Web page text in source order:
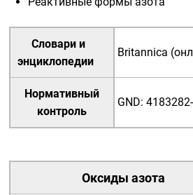
Словари и
энциклопедии
Britannica
Нормативный
контроль
GND:
Оксиды азота